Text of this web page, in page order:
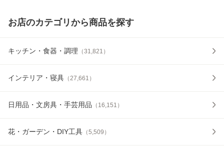
お店のカテゴリから商品を探す
キッチン・食器・調理 （31,821 ）
インテリア・寝具 （27,661 ）
日用品・文房具・手芸用品 （ 16,151 ）
花・ガーデン・DIY工具 （5,509 ）